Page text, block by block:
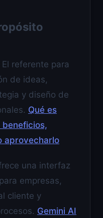
El referente para
de ideas,
y diseño de
Qué es
beneficios,
aprovecharlo
una interfaz
empresas,
cliente y
Gemini AI